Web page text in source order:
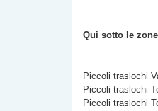
Qui sotto le
Piccoli traslochi
Piccoli traslochi
Piccoli traslochi